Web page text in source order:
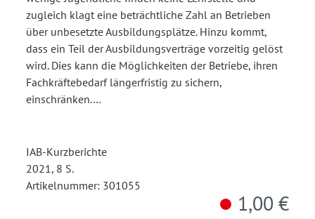
zugleich klagt eine beträchtliche Zahl an Betrieben
über unbesetzte Ausbildungsplätze. Hinzu kommt,
dass ein Teil der Ausbildungsverträge vorzeitig gelöst
wird. Dies kann die Möglichkeiten der Betriebe, ihren
Fachkräftebedarf längerfristig zu sichern,
einschränken.…
IAB-Kurzberichte
2021, 8 S.
Artikelnummer: 301055
1,00 €